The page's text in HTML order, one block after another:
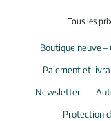
Tous les
Boutique neuve –
Paiement et
Newsletter
Protection